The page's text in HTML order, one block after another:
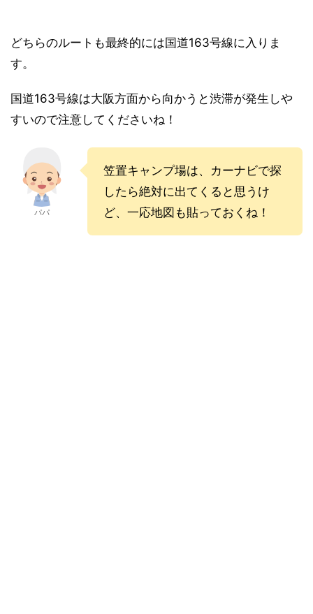
どちらのルートも最終的には国道163号線に入りま
す。
国道163号線は大阪方面から向かうと渋滞が発生しや
すいので注意してくださいね！
パパ
笠置キャンプ場は、カーナビで探
したら絶対に出てくると思うけ
ど、一応地図も貼っておくね！